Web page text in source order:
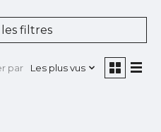
filtres
par Les plus vus